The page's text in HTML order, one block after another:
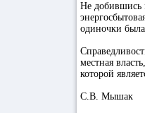
Не добившись
одиночки
местная
которой
С.В. Мышак